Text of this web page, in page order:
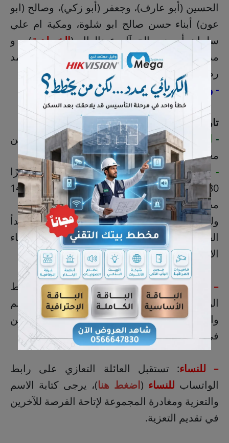
الحسين (أبو عارف)، وجعفر (أبو زكي)، وصالح (ابو
عون) أبناء حسن صالح ابو شلوة، ومكية ام علي
سلمان أحمد صالح آل عبدالعال (الخويلدية)، و
مدينة أم محمد سعيد آل رميض، وزينب أم أحمد
رضي أحمد آل عبدالعال.
- والدة زوجة الفقيد: سمحة إبراهيم الأمرد.
تاريخ الوفاة
: السبت 10 محرم 1447هـ.
- التشييع
: 4:30 عصر الأحد 11 محرم 1447هـ. من
مغتسل بلدة الخويلدية.
- الفاتحة
: للرجال: حسينية سيد الشهداء، عصرًا
4:30 وليلاً 7:30، تبدأ الفاتحة من مساء الأربعاء 14
محرم وتنتهي مساء السبت 16 محرم.
وللنساء: حسينية الزهراء، 4 عصرًا و8 ليلاً، تبدأ
الفاتحة من مساء الأربعاء 14 محرم وتنتهي مساء
الاثنين.
– للرجال: تستقبل العائلة التعازي على رابط
الواتسابللرجال اضغط هنا )، يرجى كتابة الاسم
والتعزية ومغادرة المجموعة لإتاحة الفرصة للآخرين
في تقديم التعزية.
– للنساء: تستقبل العائلة التعازي على رابط
الواتساب للنساء (اضغط هنا)، يرجى كتابة الاسم
والتعزية ومغادرة المجموعة لإتاحة الفرصة للآخرين
في تقديم التعزية.